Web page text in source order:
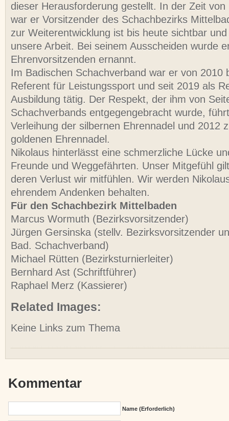
dieser Herausforderung gestellt. In der Zeit von
war er Vorsitzender des Schachbezirks
zur Weiterentwicklung ist bis heute sichtbar
unsere Arbeit. Bei seinem Ausscheiden wurde
Ehrenvorsitzenden ernannt.
Im Badischen Schachverband war er von 2010
Referent für Leistungssport und seit 2019 als
Ausbildung tätig. Der Respekt, der ihm von
Schachverbands entgegengebracht wurde,
Verleihung der silbernen Ehrennadel und 2012
goldenen Ehrennadel.
Nikolaus hinterlässt eine schmerzliche Lücke
Freunde und Weggefährten. Unser Mitgefühl
deren Verlust wir mitfühlen. Wir werden
ehrendem Andenken behalten.
Für den Schachbezirk Mittelbaden
Marcus Wormuth (Bezirksvorsitzender)
Jürgen Gersinska (stellv. Bezirksvorsitzender
Bad. Schachverband)
Michael Rütten (Bezirksturnierleiter)
Bernhard Ast (Schriftführer)
Raphael Merz (Kassierer)
Related Images:
Keine Links zum Thema
Kommentar
Name (erforderlich)